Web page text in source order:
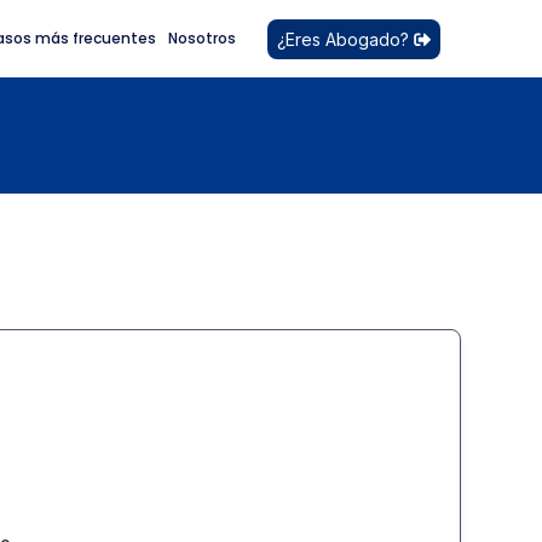
más frecuentes Nosotros ¿Eres Abogado?